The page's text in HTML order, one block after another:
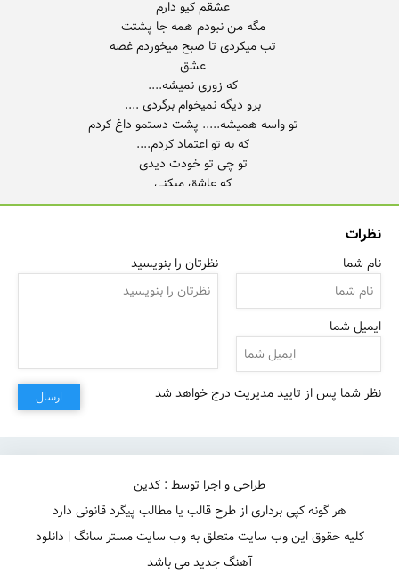
میزاری و میری
میزاری و میری
بالاتر نبوده....
نظرات
نام شما
ایمیل شما
نظرتان را بنویسید
نظر شما پس از تایید مدیریت درج خواهد شد ارسال
طراحی و اجرا توسط : کدین
هر گونه کپی برداری از طرح قالب یا مطالب پیگرد قانونی دارد
کلیه حقوق این وب سایت متعلق به وب سایت مستر سانگ | دانلود
آهنگ جدید می باشد